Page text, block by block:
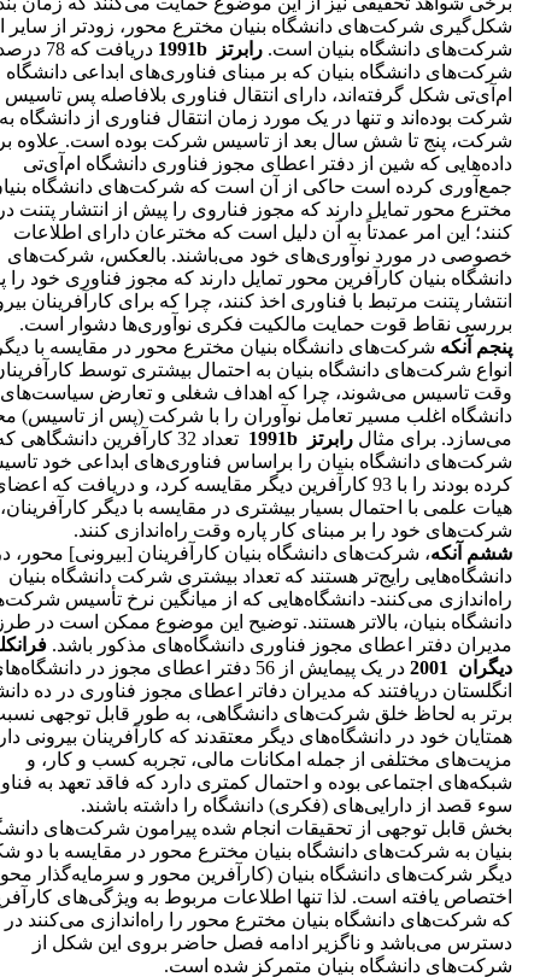
شکل‌گیری شرکت‌های دانشگاه بنیان مخترع محور، زود‌تر از سایر
شرکت‌های دانشگاه بنیان است. رابرتز 1991b
دریافت که
شرکت‌های دانشگاه بنیان که بر مبنای فناوری‌های ابداعی دانشگاه
ام‌آی‌تی شکل گرفته‌اند، دارای انتقال فناوری بلافاصله پس تاسیس
شرکت بوده‌اند و تنها در یک مورد زمان انتقال فناوری از دانشگاه به
شرکت، پنج تا شش سال بعد از تاسیس شرکت بوده است. علاوه
داده‌هایی که شین از دفتر اعطای مجوز فناوری دانشگاه ام‌آی‌تی
جمع‌آوری کرده است حاکی از آن است که شرکت‌های دانشگاه
مخترع محور تمایل دارند که مجوز فناروی را پیش از انتشار پتنت
کنند؛ این امر عمدتاً به آن دلیل است که مخترعان دارای اطلاعات
خصوصی در مورد نوآوری‌های خود می‌باشند. بالعکس، شرکت‌های
دانشگاه بنیان کارآفرین محور تمایل دارند که مجوز فناوری خود
انتشار پتنت مرتبط با فناوری اخذ کنند، چرا که برای کارآفرینان
بررسی نقاط قوت حمایت مالکیت فکری نوآوری‌ها دشوار است.
پنجم آنکه شرکت‌های دانشگاه بنیان مخترع محور در مقایسه با
انواع شرکت‌های دانشگاه بنیان به احتمال بیشتری توسط
وقت تاسیس می‌شوند، چرا که اهداف شغلی و تعارض سیاست‌های
دانشگاه اغلب مسیر تعامل نوآوران را با شرکت (پس از تاسیس)
می‌سازد. برای مثال رابرتز 1991b
تعداد 32 کارآفرین دانشگاهی
شرکت‌های دانشگاه بنیان را براساس فناوری‌های ابداعی خود
کرده بودند را با 93 کارآفرین دیگر مقایسه کرد، و دریافت که
هیات علمی با احتمال بسیار بیشتری در مقایسه با دیگر کارآفرینان،
شرکت‌های خود را بر مبنای کار پاره وقت راه‌اندازی کنند.
ششم آنکه، شرکت‌های دانشگاه بنیان کارآفرینان [بیرونی] محور،
دانشگاه‌هایی رایج‌تر هستند که تعداد بیشتری شرکت دانشگاه بنیان
راه‌اندازی می‌کنند- دانشگاه‌هایی که از میانگین نرخ تأسیس
دانشگاه بنیان، بالاتر هستند. توضیح این موضوع ممکن است در
مدیران دفتر اعطای مجوز فناوری دانشگاه‌های مذکور باشد.
دیگران 2001
در یک پیمایش از 56 دفتر اعطای مجوز در
انگلستان دریافتند که مدیران دفاتر اعطای مجوز فناوری در ده
برتر به لحاظ خلق شرکت‌های دانشگاهی، به طور قابل توجهی
همتایان خود در دانشگاه‌های دیگر معتقدند که کارآفرینان بیرونی
مزیت‌های مختلفی از جمله امکانات مالی، تجربه کسب و کار، و
شبکه‌های اجتماعی بوده و احتمال کمتری دارد که فاقد تعهد به
سوء قصد از دارایی‌های (فکری) دانشگاه را داشته باشند.
بخش قابل توجهی از تحقیقات انجام شده پیرامون شرکت‌های
بنیان به شرکت‌های دانشگاه بنیان مخترع محور در مقایسه با دو
دیگر شرکت‌های دانشگاه بنیان (کارآفرین محور و سرمایه‌گذار
اختصاص یافته است. لذا تنها اطلاعات مربوط به ویژگی‌های
که شرکت‌های دانشگاه بنیان مخترع محور را راه‌اندازی می‌کنند در
دسترس می‌باشد و ناگزیر ادامه فصل حاضر بروی این شکل از
شرکت‌های دانشگاه بنیان متمرکز شده است.